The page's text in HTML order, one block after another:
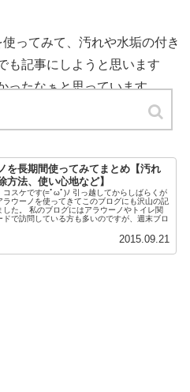
ってみて、汚れや水垢の付き
も記事にしようと思います
ったなぁと思っています。
事はこちらにまとめてます
を長期間使ってみてまとめ【汚れ
方法、使い心地など】
コスケです(=ﾟωﾟ)ﾉ 引っ越してからしばらくが
ラウーノを使ってきてこのブログにも沢山の記
した。 私のブログにはアラウーノやトイレ関
ドで訪問している方も多いのですが、週末ブロ
2015.09.21